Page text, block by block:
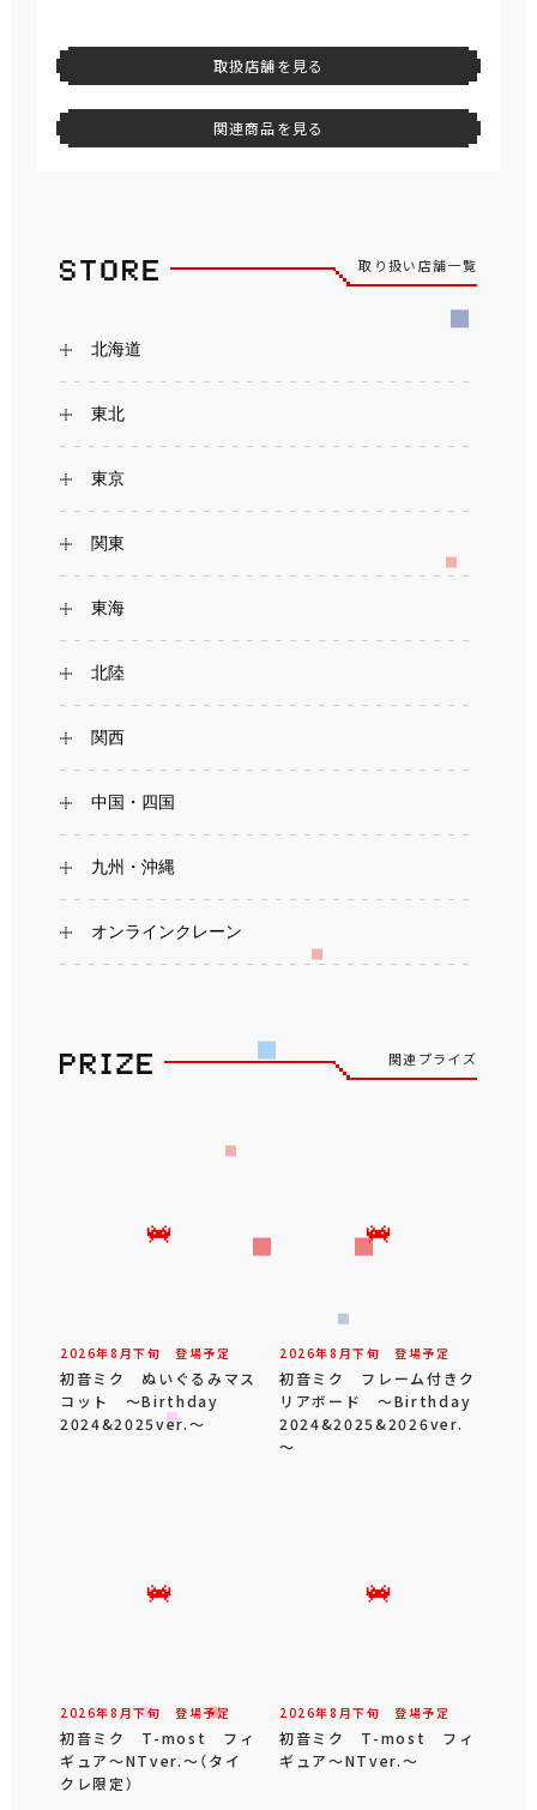
取扱店舗を見る
関連商品を見る
取り扱い店舗一覧
北海道
東北
東京
関東
東海
北陸
関西
中国・四国
九州・沖縄
オンラインクレーン
関連プライズ
2026年8 月下旬 登場予定
初音ミク ぬいぐるみマス
コット ～Birthday
2024&2025ver.～
2026年8 月下旬 登場予定
初音ミク フレーム付きク
リアボード ～Birthday
2024&2025&2026ver.
～
2026年8 月下旬 登場予定
初音ミク T-most フィ
ギュア～NTver.～（タイ
クレ限定）
2026年8 月下旬 登場予定
初音ミク T-most フィ
ギュア～NTver.～